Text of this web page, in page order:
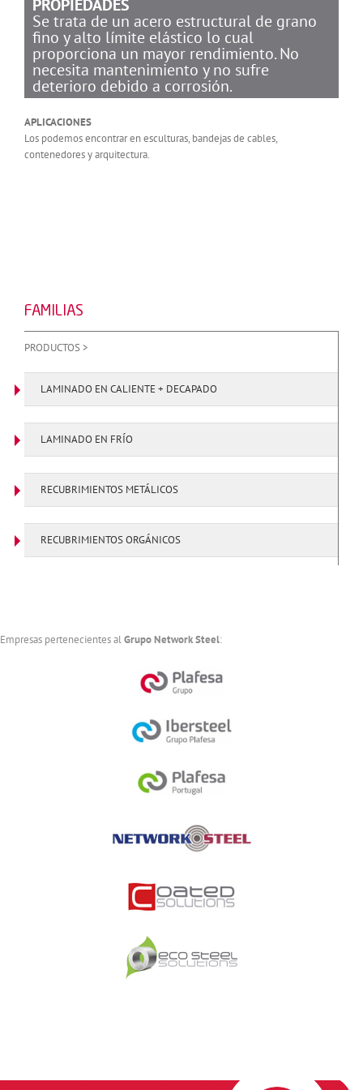
PROPIEDADES
Se trata de un acero estructural de grano
fino y alto límite elástico lo cual
proporciona un mayor rendimiento. No
necesita mantenimiento y no sufre
deterioro debido a corrosión.
APLICACIONES
Los podemos encontrar en esculturas, bandejas de cables,
contenedores y arquitectura.
FAMILIAS
PRODUCTOS >
LAMINADO EN CALIENTE + DECAPADO
LAMINADO EN FRÍO
RECUBRIMIENTOS METÁLICOS
RECUBRIMIENTOS ORGÁNICOS
Empresas pertenecientes alGrupo Network Steel: